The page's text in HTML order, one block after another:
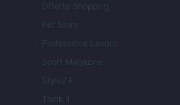
Offerte Shopping
Pet Story
Professione Lavoro
Sport Magazine
Style24
Think.it